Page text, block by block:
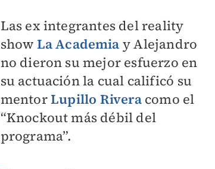
Las ex integrantes del reality
show La Academia y Alejandro
no dieron su mejor esfuerzo en
su actuación la cual calificó su
mentorLupillo Riveracomo el
“Knockout más débil del
programa”.